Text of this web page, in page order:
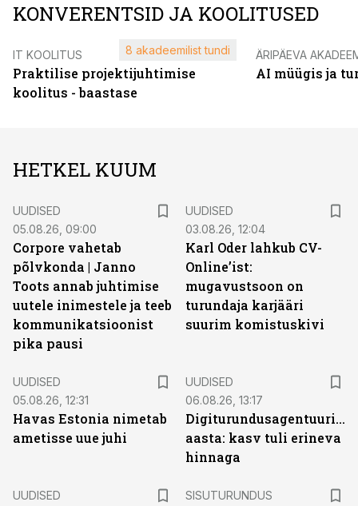
KONVERENTSID JA KOOLITUSED
IT KOOLITUS
Praktilise projektijuhtimise
koolitus - baastase
8 akadeemilist tundi ÄRIPÄEVA
AI müügis ja
HETKEL KUUM
UUDISED
05.08.26, 09:00
Corpore vahetab
põlvkonda | Janno
Toots annab juhtimise
uutele inimestele ja teeb
kommunikatsioonist
pika pausi
UUDISED
03.08.26, 12:04
Karl Oder lahkub CV-
Online’ist:
mugavustsoon on
turundaja karjääri
suurim komistuskivi
UUDISED
05.08.26, 12:31
Havas Estonia nimetab
ametisse uue juhi
UUDISED
06.08.26, 13:17
Digiturundusagentuuride
aasta: kasv tuli erineva
hinnaga
UUDISED
SISUTURUNDUS